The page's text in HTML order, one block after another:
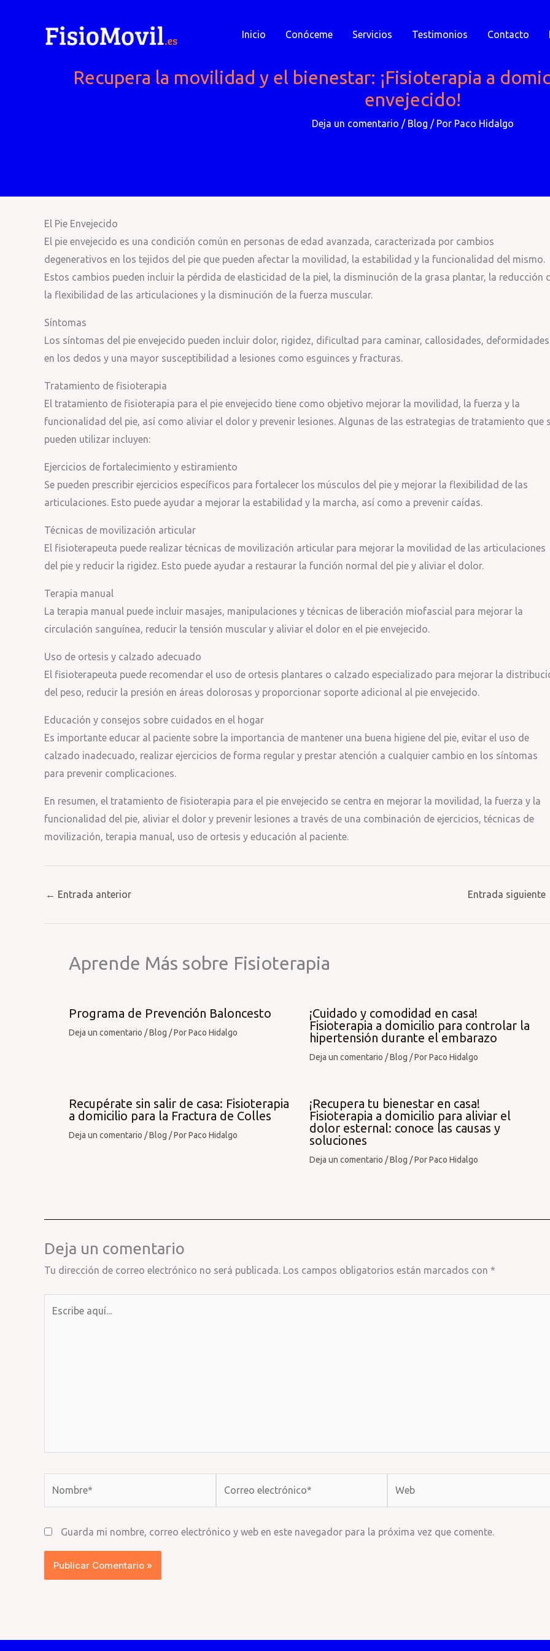
Inicio Conóceme Servicios Testimonios Contacto
Recupera la movilidad y el bienestar: ¡Fisioterapia a
envejecido!
Deja un comentario / Blog / Por Paco Hidalgo
El Pie Envejecido
El pie envejecido es una condición común en personas de edad avanzada, caracterizada por cambios
degenerativos en los tejidos del pie que pueden afectar la movilidad, la estabilidad y la funcionalidad del mismo.
Estos cambios pueden incluir la pérdida de elasticidad de la piel, la disminución de la grasa plantar, la reducción
la flexibilidad de las articulaciones y la disminución de la fuerza muscular.
Síntomas
Los síntomas del pie envejecido pueden incluir dolor, rigidez, dificultad para caminar, callosidades, deformidades
en los dedos y una mayor susceptibilidad a lesiones como esguinces y fracturas.
Tratamiento de fisioterapia
El tratamiento de fisioterapia para el pie envejecido tiene como objetivo mejorar la movilidad, la fuerza y la
funcionalidad del pie, así como aliviar el dolor y prevenir lesiones. Algunas de las estrategias de tratamiento que
pueden utilizar incluyen:
Ejercicios de fortalecimiento y estiramiento
Se pueden prescribir ejercicios específicos para fortalecer los músculos del pie y mejorar la flexibilidad de las
articulaciones. Esto puede ayudar a mejorar la estabilidad y la marcha, así como a prevenir caídas.
Técnicas de movilización articular
El fisioterapeuta puede realizar técnicas de movilización articular para mejorar la movilidad de las articulaciones
del pie y reducir la rigidez. Esto puede ayudar a restaurar la función normal del pie y aliviar el dolor.
Terapia manual
La terapia manual puede incluir masajes, manipulaciones y técnicas de liberación miofascial para mejorar la
circulación sanguínea, reducir la tensión muscular y aliviar el dolor en el pie envejecido.
Uso de ortesis y calzado adecuado
El fisioterapeuta puede recomendar el uso de ortesis plantares o calzado especializado para mejorar la
del peso, reducir la presión en áreas dolorosas y proporcionar soporte adicional al pie envejecido.
Educación y consejos sobre cuidados en el hogar
Es importante educar al paciente sobre la importancia de mantener una buena higiene del pie, evitar el uso de
calzado inadecuado, realizar ejercicios de forma regular y prestar atención a cualquier cambio en los síntomas
para prevenir complicaciones.
En resumen, el tratamiento de fisioterapia para el pie envejecido se centra en mejorar la movilidad, la fuerza y la
funcionalidad del pie, aliviar el dolor y prevenir lesiones a través de una combinación de ejercicios, técnicas de
movilización, terapia manual, uso de ortesis y educación al paciente.
← Entrada anterior Entrada siguiente
Aprende Más sobre Fisioterapia
Programa de Prevención Baloncesto
Deja un comentario /Blog / PorPaco Hidalgo
¡Cuidado y comodidad en casa!
Fisioterapia a domicilio para controlar la
hipertensión durante el embarazo
Deja un comentario /Blog / PorPaco Hidalgo
Recupérate sin salir de casa: Fisioterapia
a domicilio para la Fractura de Colles
Deja un comentario /Blog / PorPaco Hidalgo
¡Recupera tu bienestar en casa!
Fisioterapia a domicilio para aliviar el
dolor esternal: conoce las causas y
soluciones
Deja un comentario /Blog / PorPaco Hidalgo
Deja un comentario
Tu dirección de correo electrónico no será publicada. Los campos obligatorios están marcados con *
Guarda mi nombre, correo electrónico y web en este navegador para la próxima vez que comente.